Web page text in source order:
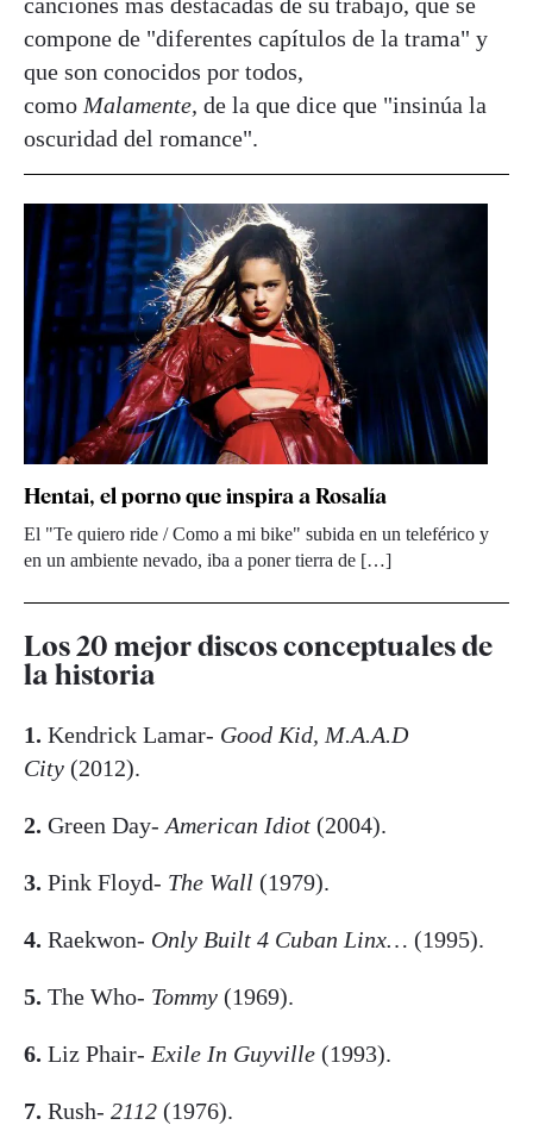
compone de "diferentes capítulos de la trama" y
que son conocidos por todos,
como Malamente, de la que dice que "insinúa la
oscuridad del romance".
Hentai, el porno que inspira a Rosalía
El "Te quiero ride / Como a mi bike" subida en un teleférico y
en un ambiente nevado, iba a poner tierra de […]
Los 20 mejor discos conceptuales de
la historia
1. Kendrick Lamar- Good Kid, M.A.A.D
City (2012).
2. Green Day- American Idiot (2004).
3. Pink Floyd- The Wall (1979).
4. Raekwon- Only Built 4 Cuban Linx… (1995).
5. The Who- Tommy (1969).
6. Liz Phair- Exile In Guyville (1993).
7. Rush- 2112 (1976).